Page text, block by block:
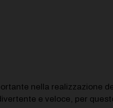
nella realizzazione
e veloce, per